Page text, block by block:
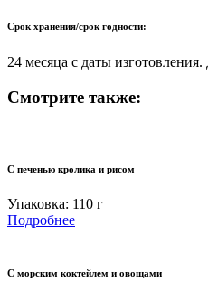
Срок хранения/срок годности:
24 месяца с даты
Смотрите также:
С печенью кролика и рисом
Упаковка: 110 г
Подробнее
С морским коктейлем и овощами